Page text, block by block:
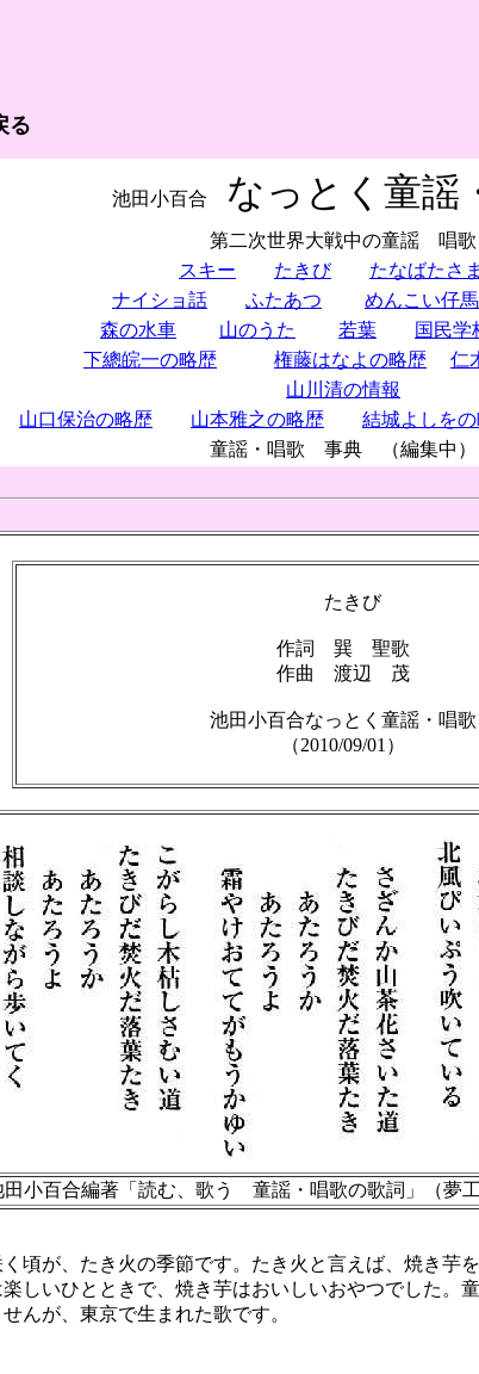
る
池田小百合 なっとく童謡
第二次世界大戦中の童謡 唱歌
スキー
たきび
たなばたさま
ナイショ話
ふたあつ めんこい仔馬
森の水車
山のうた 若葉
国民学
下總皖一の略歴
権藤はなよの略歴
仁
山川清の情報
山口保治の略歴
山本雅之の略歴 結城よしを
童謡・唱歌 事典 （編集中）
たきび
作詞 巽 聖歌
作曲 渡辺 茂
池田小百合なっとく童謡・唱歌
（2010/09/01）
田小百合編著「読む、歌う 童謡・唱歌の歌詞」（夢
頃が、たき火の季節です。たき火と言えば、焼き芋
しいひとときで、焼き芋はおいしいおやつでした。
んが、東京で生まれた歌です。